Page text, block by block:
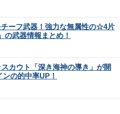
ーフ武器！強力な無属性の☆4片
の武器情報まとめ！
カウト「深き海神の導き」が開
の的中率UP！